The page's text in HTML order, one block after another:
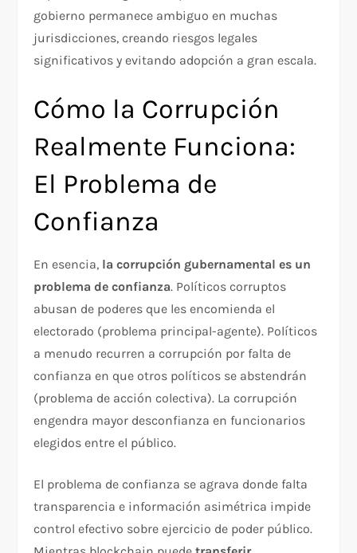
gobierno permanece ambiguo en muchas
jurisdicciones, creando riesgos legales
significativos y evitando adopción a gran escala.​
Cómo la Corrupción
Realmente Funciona:
El Problema de
Confianza
En esencia, la corrupción gubernamental es un
problema de confianza. Políticos corruptos
abusan de poderes que les encomienda el
electorado (problema principal-agente). Políticos
a menudo recurren a corrupción por falta de
confianza en que otros políticos se abstendrán
(problema de acción colectiva). La corrupción
engendra mayor desconfianza en funcionarios
elegidos entre el público.​
El problema de confianza se agrava donde falta
transparencia e información asimétrica impide
control efectivo sobre ejercicio de poder público.